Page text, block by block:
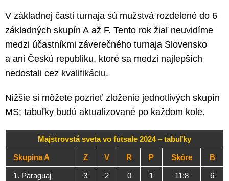
V základnej časti turnaja sú mužstvá rozdelené do 6
základných skupín A až F. Tento rok žiaľ neuvidíme
medzi účastníkmi záverečného turnaja Slovensko
a ani Českú republiku, ktoré sa medzi najlepších
nedostali cez kvalifikáciu.
Nižšie si môžete pozrieť zloženie jednotlivých skupín
MS; tabuľky budú aktualizované po každom kole.
Majstrovstá sveta vo futsale 2024 – tabuľky
Skupina A Z V R P Skóre B
1. Paraguaj 3 2 0 1 11:8 6